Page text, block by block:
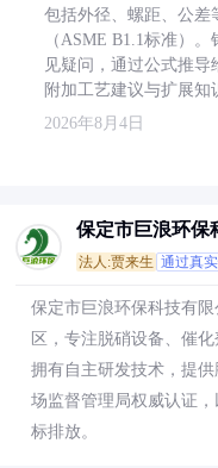
包括外径、螺距、公差
（ASME B1.1标准）
见疑问，通过公式推
附加工艺建议与扩展知
2026年8月4日
保定市巨浪环保
法人:贾来生 通过真
保定市巨浪环保科技有
区，专注脱硝设备、催
拥有自主研发技术，提
场监督管理局权威认证
标排放。